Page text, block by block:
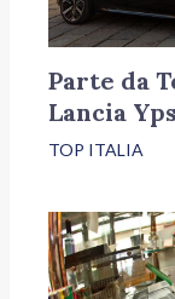
Parte da
Lancia
TOP ITALIA